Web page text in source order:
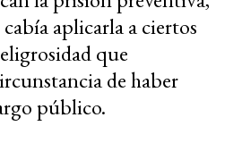
aplicarla a ciertos
que
de haber
público.